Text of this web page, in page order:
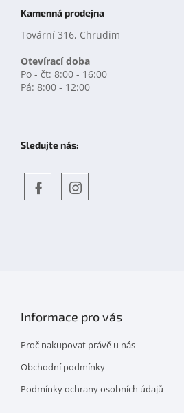
Kamenná prodejna
Tovární 316, Chrudim
Otevírací doba
Po - čt: 8:00 - 16:00
Pá: 8:00 - 12:00
Sledujte nás:
Informace pro vás
Proč nakupovat právě u nás
Obchodní podmínky
Podmínky ochrany osobních údajů